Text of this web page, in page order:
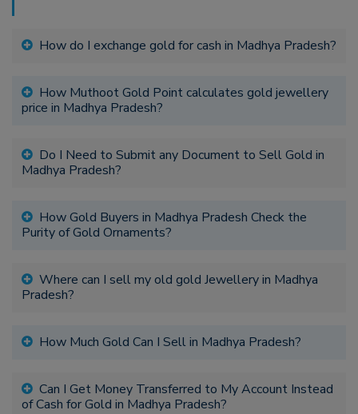
How do I exchange gold for cash in Madhya Pradesh?
How Muthoot Gold Point calculates gold jewellery
price in Madhya Pradesh?
Do I Need to Submit any Document to Sell Gold in
Madhya Pradesh?
How Gold Buyers in Madhya Pradesh Check the
Purity of Gold Ornaments?
Where can I sell my old gold Jewellery in Madhya
Pradesh?
How Much Gold Can I Sell in Madhya Pradesh?
Can I Get Money Transferred to My Account Instead
of Cash for Gold in Madhya Pradesh?